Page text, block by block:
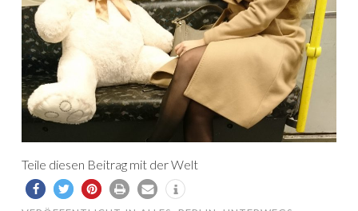
Teile diesen Beitrag mit der Welt